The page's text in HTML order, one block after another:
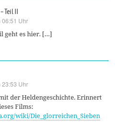
Teil II
06:51 Uhr
geht es hier. […]
23:53 Uhr
der Heldengeschichte. Erinnert
Films:
wiki/Die_glorreichen_Sieben